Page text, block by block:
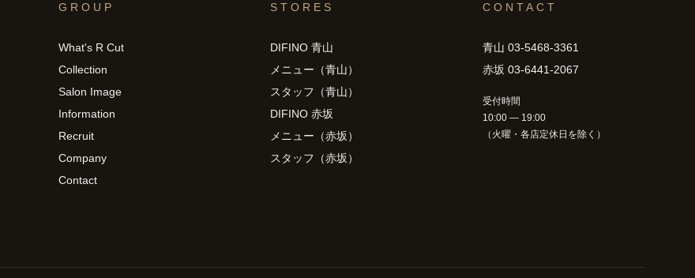
GROUP
What's R Cut
Collection
Salon Image
Information
Recruit
Company
Contact
STORES
DIFINO 青山
メニュー（青山）
スタッフ（青山）
DIFINO 赤坂
メニュー（赤坂）
スタッフ（赤坂）
CONTACT
青山 03-5468-3361
赤坂 03-6441-2067
受付時間
10:00 — 19:00
（火曜・各店定休日を除く）